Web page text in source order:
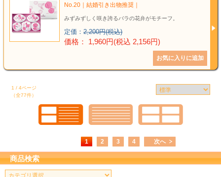
No.20｜結婚引き出物推奨｜
みずみずしく咲き誇るバラの花弁がモチーフ。
定価： 2,200円(税込)
価格： 1,960円(税込 2,156円)
1 / 4ページ
（全77件）
1 2 3 4 次へ
商品検索